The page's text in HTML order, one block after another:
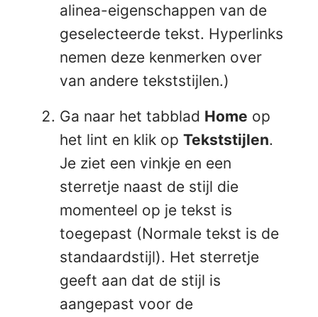
alinea-eigenschappen van de
geselecteerde tekst. Hyperlinks
nemen deze kenmerken over
van andere tekststijlen.)
Ga naar het tabblad Home op
het lint en klik op Tekststijlen.
Je ziet een vinkje en een
sterretje naast de stijl die
momenteel op je tekst is
toegepast (Normale tekst is de
standaardstijl). Het sterretje
geeft aan dat de stijl is
aangepast voor de